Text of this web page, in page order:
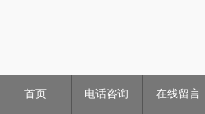
首页 电话咨询 在线留言